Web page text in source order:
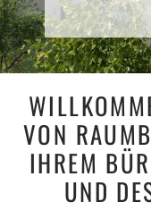
VON
IHREM
UND